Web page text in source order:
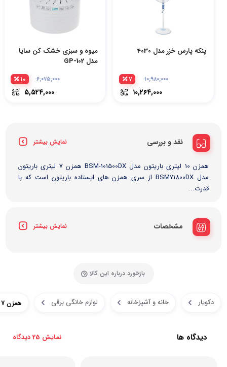
پنکه پارس خزر مدل 4030
۱۰,۹۸۰,۰۰۰
۱۰,۲۶۴,۰۰۰
۷
میوه و سبزی خشک کن سایا
مدل GP-102
۶,۰۷۵,۰۰۰
۵,۵۲۴,۰۰۰
۱۰
نقد و بررسی نمایش بیشتر
همزن 10 لیتری باریتون مدل BSM-101500DX همزن 7 لیتری باریتون
مدل BSM71800DX از سری همزن های ایستاده باریتون است که با
قدرت...
مشخصات نمایش بیشتر
بازخورد درباره این کالا
دکویار خانه و آشپزخانه لوازم خانگی برقی همزن 7 لیتری باریتون مدل BSM71800DX
دیدگاه ها نمایش 25 دیدگاه